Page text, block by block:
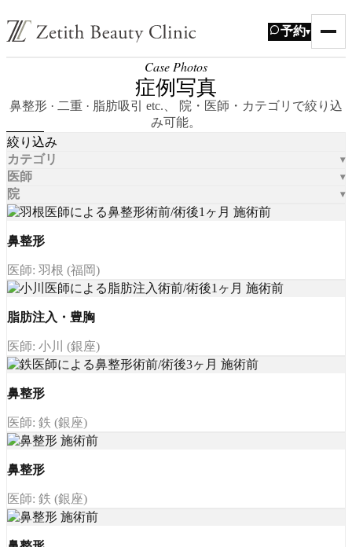
予約▾
Case Photos
症例写真
鼻整形 · 二重 · 脂肪吸引 etc.、 院・医師・カテゴリで絞り込
み可能。
絞り込み
カテゴリ
医師
院
鼻整形
医師: 羽根 (福岡)
脂肪注入・豊胸
医師: 小川 (銀座)
鼻整形
医師: 鉄 (銀座)
鼻整形
医師: 鉄 (銀座)